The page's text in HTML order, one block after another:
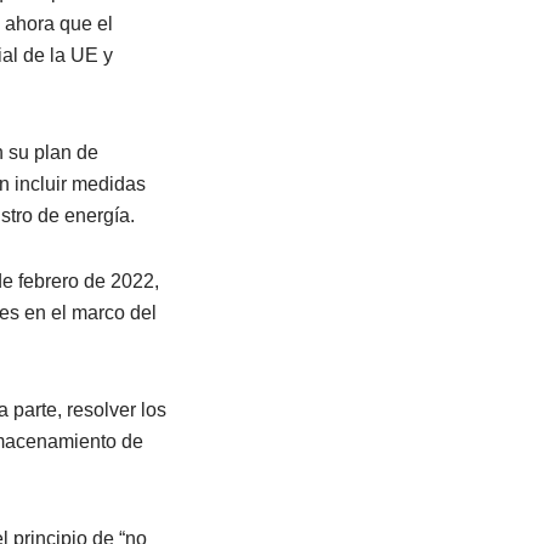
que el
de la UE y
su plan de
incluir medidas
de energía.
febrero de 2022,
en el marco del
parte, resolver los
de
principio de “no